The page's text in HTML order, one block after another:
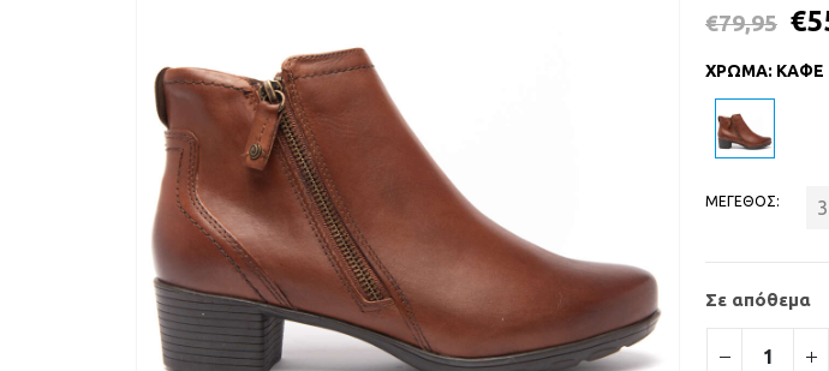
€79,95 €
ΧΡΩΜΑ: ΚΑΦΕ
ΜΕΓΕΘΟΣ
Σε απόθεμα